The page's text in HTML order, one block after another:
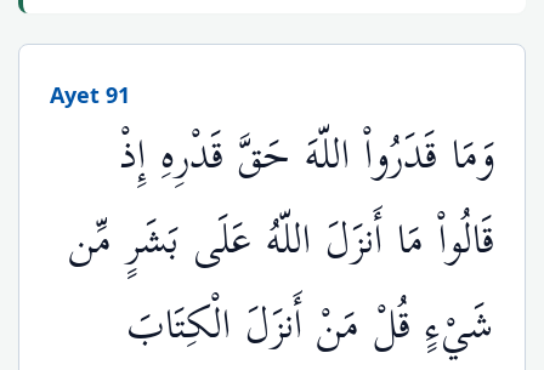
Ayet 91
وَمَا قَدَرُواْ اللّهَ حَقَّ قَدْرِهِ إِذْ
قَالُواْ مَا أَنزَلَ اللّهُ عَلَى بَشَرٍ مِّن
شَيْءٍ قُلْ مَنْ أَنزَلَ الْكِتَابَ